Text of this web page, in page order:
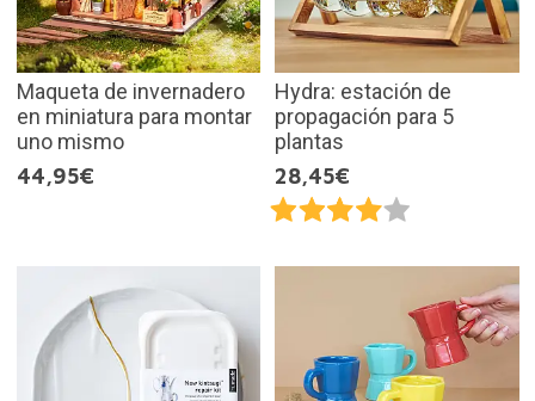
Maqueta de invernadero
en miniatura para montar
uno mismo
44,95€
Hydra: estación de
propagación para 5
plantas
28,45€